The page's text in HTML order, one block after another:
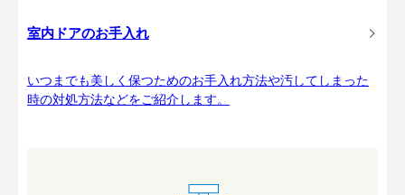
室内ドアのお手入れ
いつまでも美しく保つためのお手入れ方法や汚してしまった
時の対処方法などをご紹介します。